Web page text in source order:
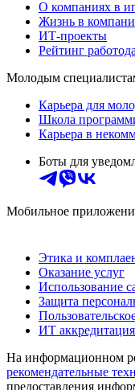
О компаниях в
Жизнь в
ИТ-проекты
Рейтинг
Молодым
Карьера для
Школа
Карьера в
Боты для
Мобильное
Этика и
Оказание услуг
Использование
Защита
ИТ аккредитация
На информационном
рекомендательные
предоставления